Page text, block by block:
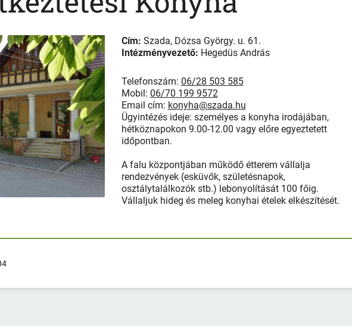
Cím: Szada, Dózsa György. u. 61.
Intézményvezető: Hegedüs András
Telefonszám: 06/28 503 585
Mobil: 06/70 199 9572
Email cím: konyha@szada.hu
Ügyintézés ideje: személyes a konyha irodájában,
hétköznapokon 9.00-12.00 vagy előre egyeztetett
időpontban.
A falu központjában működő étterem vállalja
rendezvények (esküvők, születésnapok,
osztálytalálkozók stb.) lebonyolítását 100 főig.
Vállaljuk hideg és meleg konyhai ételek elkészítését.